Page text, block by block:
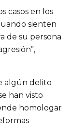
casos en los
sienten
de su persona
algún delito
han visto
homologar